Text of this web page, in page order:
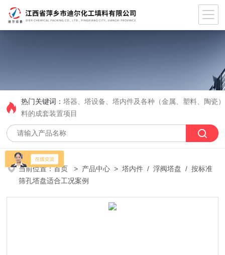
热门关键词：塔器、塔设备、塔内件及各种（金属、塑料、陶瓷
料的成套装置项目
当前位置：首页 > 产品中心 >塔内件 /浮阀塔盘 / 按标准
筛孔塔盘适合工况案例